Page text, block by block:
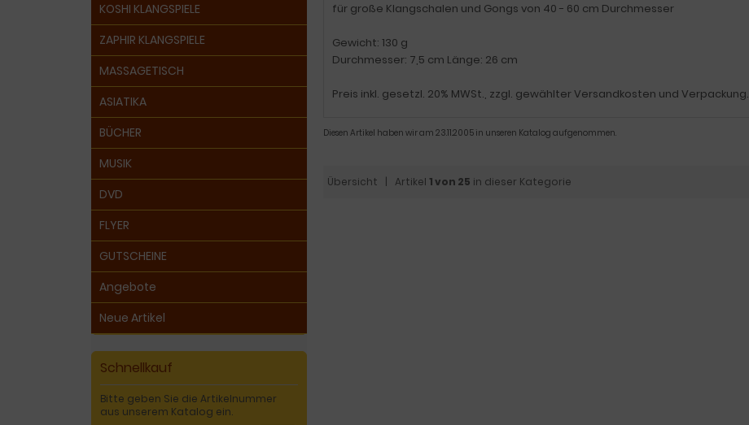
für große Klangschalen und Gongs von 40 - 60 cm Durchmesser
Gewicht: 130 g
Durchmesser: 7,5 cm Länge: 26 cm
Preis inkl. gesetzl. 20% MWSt., zzgl. gewählter Versandkosten und Verpackung.
Diesen Artikel haben wir am 23.11.2005 in unseren Katalog aufgenommen.
Übersicht | Artikel 1 von 25 in dieser Kategorie
KOSHI KLANGSPIELE
ZAPHIR KLANGSPIELE
MASSAGETISCH
ASIATIKA
BÜCHER
MUSIK
DVD
FLYER
GUTSCHEINE
Angebote
Neue Artikel
Schnellkauf
Bitte geben Sie die Artikelnummer
aus unserem Katalog ein.